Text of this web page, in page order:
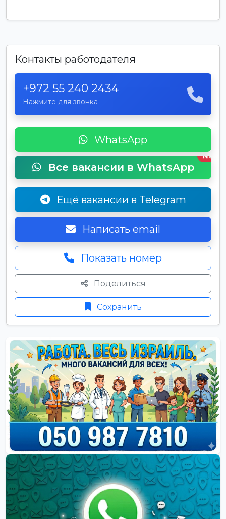
Контакты работодателя
+972 55 240 2434
Нажмите для звонка
WhatsApp
Все вакансии в WhatsApp
New
Ещё вакансии в Telegram
Написать email
Показать номер
Поделиться
Сохранить